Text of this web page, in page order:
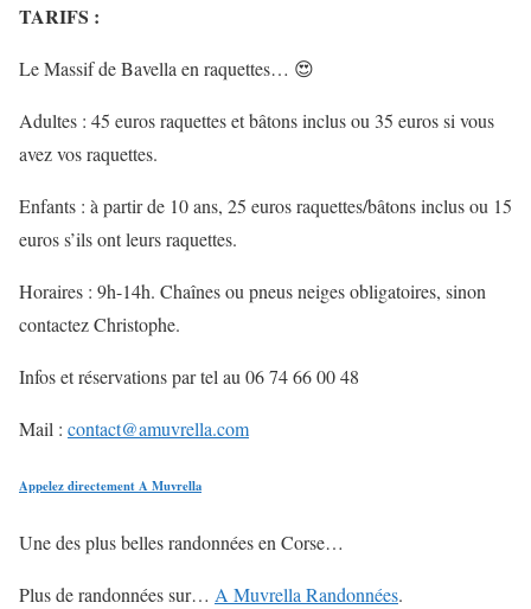
TARIFS :
Le Massif de Bavella en raquettes… 😍
Adultes : 45 euros raquettes et bâtons inclus ou 35 euros si vous
avez vos raquettes.
Enfants : à partir de 10 ans, 25 euros raquettes/bâtons inclus ou 15
euros s’ils ont leurs raquettes.
Horaires : 9h-14h. Chaînes ou pneus neiges obligatoires, sinon
contactez Christophe.
Infos et réservations par tel au 06 74 66 00 48
Mail : contact@amuvrella.com
Appelez directement A Muvrella
Une des plus belles randonnées en Corse…
Plus de randonnées sur… A Muvrella Randonnées.